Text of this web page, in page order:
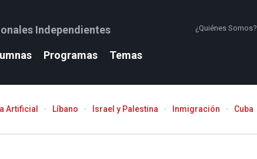
Independientes ¿Quiénes Somos?
Programas Temas
Artificial Líbano Israel y Palestina Inmigración Cuba